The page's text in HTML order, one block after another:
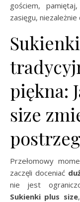
gościem,
zasięgu,
piękna:
size
Przełomowy
zaczęli doceniać
nie jest
Sukienki plus size